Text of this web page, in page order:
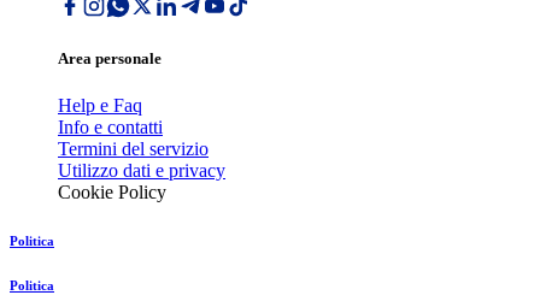
Area personale
Help e Faq
Info e contatti
Termini del servizio
Utilizzo dati e privacy
Cookie Policy
Politica
Politica